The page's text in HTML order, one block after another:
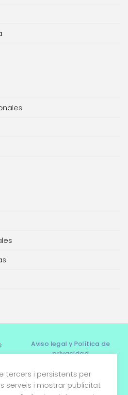
Aviso legal y Política de
privacidad
Términos y condiciones
tercers i persistents per
serveis i mostrar publicitat